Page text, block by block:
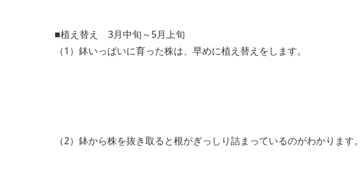
■植え替え 3月中旬～5月上旬
（1）鉢いっぱいに育った株は、早めに植え替えをします。
（2）鉢から株を抜き取ると根がぎっしり詰まっているのがわかります。